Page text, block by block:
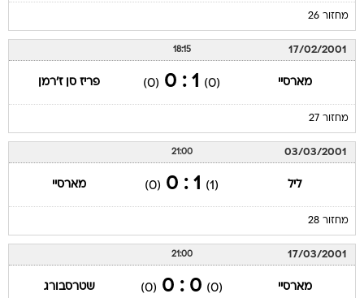
מחזור 26
17/02/2001
18:15
מארסיי (0)
1 : 0
(0) פריז סן ז'רמן
מחזור 27
03/03/2001
21:00
ליל (1)
1 : 0
(0) מארסיי
מחזור 28
17/03/2001
21:00
מארסיי (0)
0 : 0
(0) שטרסבורג